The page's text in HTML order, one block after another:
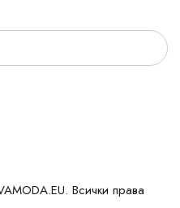
Всички права